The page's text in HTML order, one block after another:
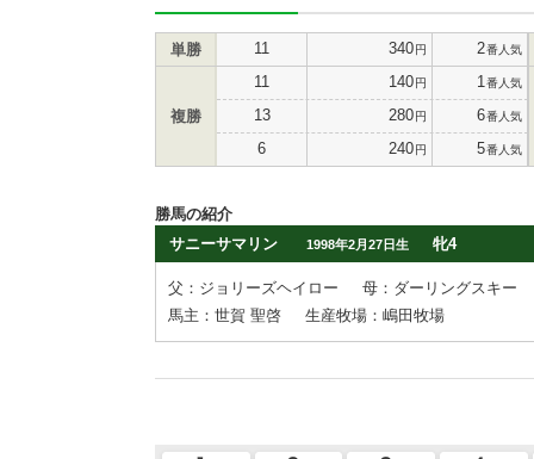
単勝 11 340円 2番人気
複勝
11 140円 1 番人気
13 280円 6番人気
6 240円 5番人気
勝馬の紹介
サニーサマリン
1998年2月27日生 牝4
父：ジョリーズヘイロー
母：ダーリングスキー
馬主：世賀 聖啓
生産牧場：嶋田牧場